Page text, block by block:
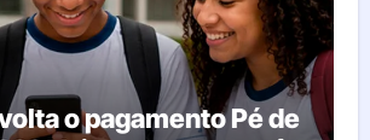
o pagamento Pé de